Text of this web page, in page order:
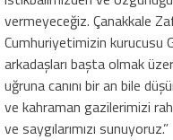
vermeyeceğiz. Çanakkale
Cumhuriyetimizin
arkadaşları başta olmak
uğruna canını bir an bile
ve kahraman gazilerimizi
ve saygılarımızı sunuyoruz.”